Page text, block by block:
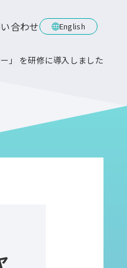
合わせ English
」 を研修に導入しました